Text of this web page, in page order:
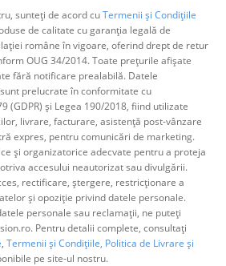
sunteți de acord cuTermenii și Condițiile
de calitate cu garanția legală de
române în vigoare, oferind drept de retur
OUG 34/2014. Toate prețurile afișate
fără notificare prealabilă. Datele
prelucrate în conformitate cu
(GDPR) și Legea 190/2018, fiind utilizate
livrare, facturare, asistență post-vânzare
expres, pentru comunicări de marketing.
și organizatorice adecvate pentru a proteja
accesului neautorizat sau divulgării.
rectificare, ștergere, restricționare a
și opoziție privind datele personale.
personale sau reclamații, ne puteți
Pentru detalii complete, consultați
, Termenii și Condițiile, Politica de Livrare și
pe site-ul nostru.